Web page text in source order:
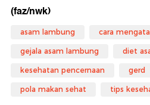
(faz/nwk)
asam lambung cara
gejala asam lambung diet
kesehatan pencernaan gerd
pola makan sehat tips